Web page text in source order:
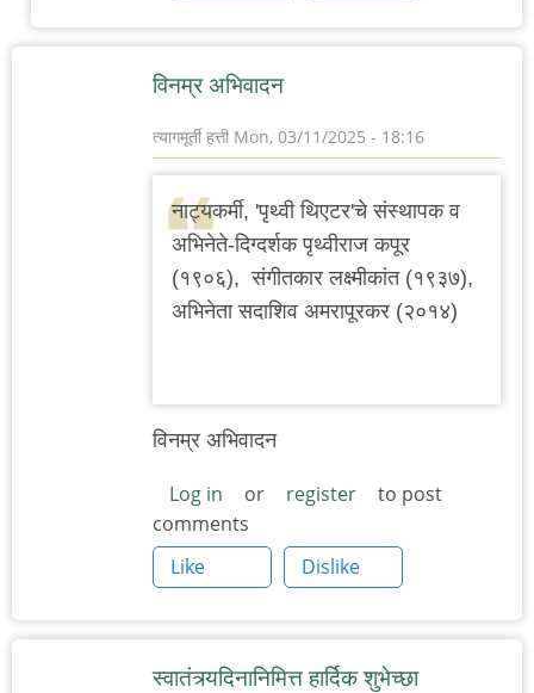
विनम्र अभिवादन
त्यागमूर्ती हत्ती Mon, 03/11/2025 - 18:16
नाट्यकर्मी, 'पृथ्वी थिएटर'चे संस्थापक व
अभिनेते-दिग्दर्शक पृथ्वीराज कपूर
(१९०६), संगीतकार लक्ष्मीकांत (१९३७),
अभिनेता सदाशिव अमरापूरकर (२०१४)
विनम्र अभिवादन
Log in or register
to post
comments
Like
Dislike
स्वातंत्र्यदिनानिमित्त हार्दिक शुभेच्छा